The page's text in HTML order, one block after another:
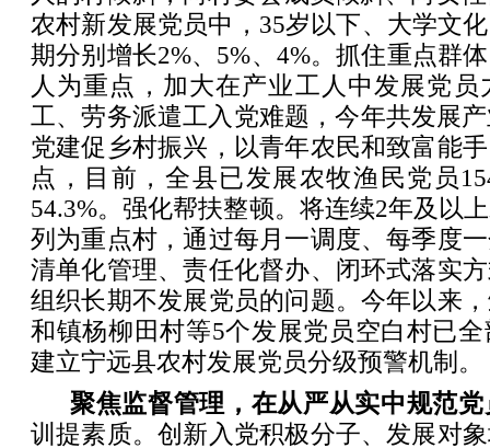
农村新发展党员中，35岁以下、大学文
期分别增长2%、5%、4%。抓住重点群
人为重点，加大在产业工人中发展党
工、劳务派遣工入党难题，今年共发展
党建促乡村振兴，以青年农民和致富能
点，目前，全县已发展农牧渔民党员
54.3%。强化帮扶整顿。将连续2年及以
列为重点村，通过每月一调度、每季度
清单化管理、责任化督办、闭环式落实
组织长期不发展党员的问题。今年以来
和镇杨柳田村等5个发展党员空白村已
建立宁远县农村发展党员分级预警机制。
聚焦监督管理，在从严从实中规范
训提素质。创新入党积极分子、发展对